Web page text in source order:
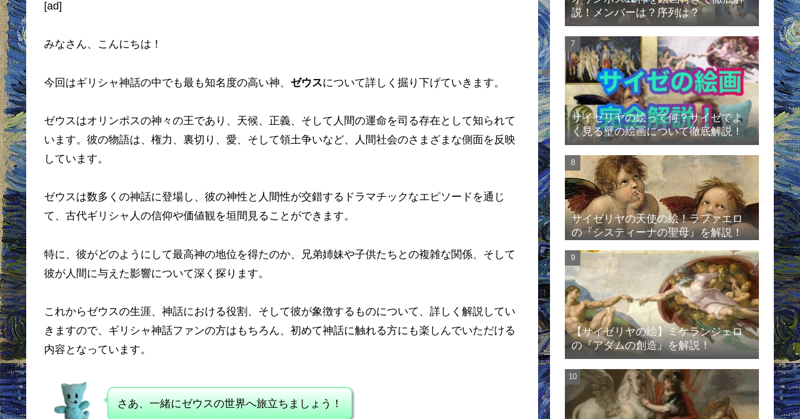
[ad]
みなさん、こんにちは！
今回はギリシャ神話の中でも最も知名度の高い神、 ゼウスについて詳しく掘り下げていきます。
ゼウスはオリンポスの神々の王であり、天候、正義、そして人間の運命を司る存在として知られて
います。彼の物語は、権力、裏切り、愛、そして領土争いなど、人間社会のさまざまな側面を反映
しています。
ゼウスは数多くの神話に登場し、彼の神性と人間性が交錯するドラマチックなエピソードを通じ
て、古代ギリシャ人の信仰や価値観を垣間見ることができます。
特に、彼がどのようにして最高神の地位を得たのか、兄弟姉妹や子供たちとの複雑な関係、そして
彼が人間に与えた影響について深く探ります。
これからゼウスの生涯、神話における役割、そして彼が象徴するものについて、詳しく解説してい
きますので、ギリシャ神話ファンの方はもちろん、初めて神話に触れる方にも楽しんでいただける
内容となっています。
さあ、一緒にゼウスの世界へ旅立ちましょう！
説！メンバーは？序列は？
サイゼリヤの絵って何？サイゼでよ
く見る壁の絵画について徹底解説！
サイゼリヤの天使の絵！ラファエロ
の『システィーナの聖母』を解説！
【サイゼリヤの絵】ミケランジェロ
の『アダムの創造』を解説！